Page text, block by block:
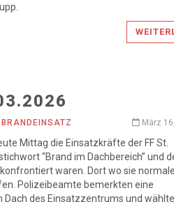
,BRANDEINSATZ März
Mittag die Einsatzkräfte der FF St.
“Brand im Dachbereich” und
waren. Dort wo sie
Polizeibeamte bemerkten eine
Dach des Einsatzzentrums und